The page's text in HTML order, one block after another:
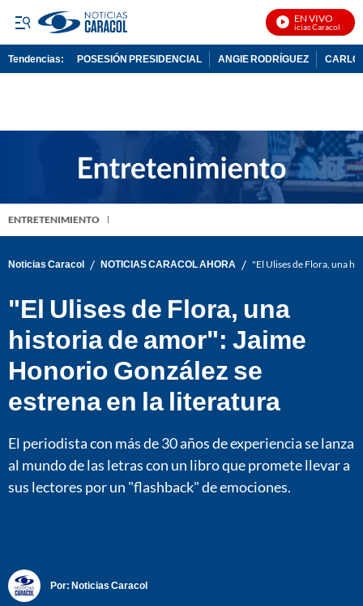
EN VIVO
Noticias Caracol En
Tendencias: POSESIÓN PRESIDENCIAL ANGIE RODRÍGUEZ
ENTRETENIMIENTO
Noticias Caracol / NOTICIAS CARACOL AHORA / "El Ulises de Flora, una
"El Ulises de Flora, una
historia de amor": Jaime
Honorio González se
estrena en la literatura
El periodista con más de 30 años de experiencia se lanza
al mundo de las letras con un libro que promete llevar a
sus lectores por un "flashback" de emociones.
Por: Noticias Caracol